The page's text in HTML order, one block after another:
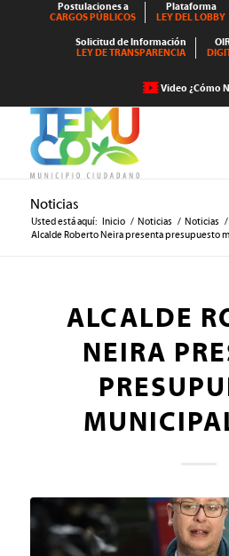
Postulaciones a
CARGOS PÚBLICOS
Plataforma
LEY DEL LOBBY
Solicitud de Información
LEY DE TRANSPARENCIA
Video ¿Cómo
Noticias
Usted está aquí: Inicio / Noticias / Noticias /
Alcalde Roberto Neira presenta presupuesto
ALCALDE
NEIRA